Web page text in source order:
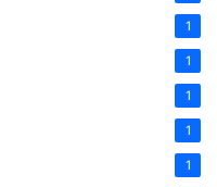
1
1
1
1
1